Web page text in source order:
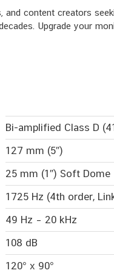
content creators
Upgrade your
Bi-amplified Class D
127 mm (5″)
25 mm (1″) Soft Dome
1725 Hz (4th order,
49 Hz – 20 kHz
108 dB
120° x 90°